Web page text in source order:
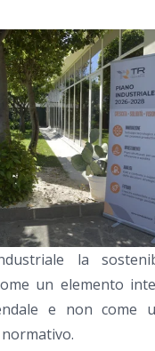
la
un elemento
e non come